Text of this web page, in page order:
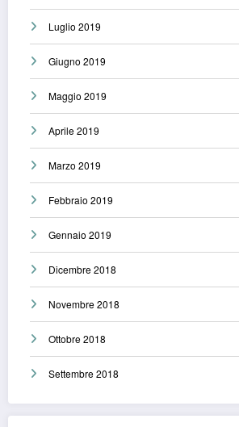
Luglio 2019
Giugno 2019
Maggio 2019
Aprile 2019
Marzo 2019
Febbraio 2019
Gennaio 2019
Dicembre 2018
Novembre 2018
Ottobre 2018
Settembre 2018